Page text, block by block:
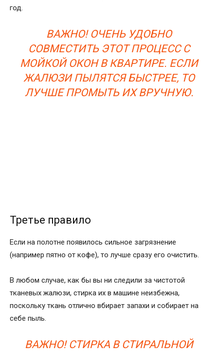
год.
ВАЖНО! ОЧЕНЬ УДОБНО
СОВМЕСТИТЬ ЭТОТ ПРОЦЕСС С
МОЙКОЙ ОКОН В КВАРТИРЕ. ЕСЛИ
ЖАЛЮЗИ ПЫЛЯТСЯ БЫСТРЕЕ, ТО
ЛУЧШЕ ПРОМЫТЬ ИХ ВРУЧНУЮ.
Третье правило
Если на полотне появилось сильное загрязнение
(например пятно от кофе), то лучше сразу его очистить.
В любом случае, как бы вы ни следили за чистотой
тканевых жалюзи, стирка их в машине неизбежна,
поскольку ткань отлично вбирает запахи и собирает на
себе пыль.
ВАЖНО! СТИРКА В СТИРАЛЬНОЙ